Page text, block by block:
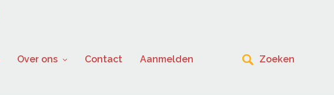
Over ons Contact Aanmelden